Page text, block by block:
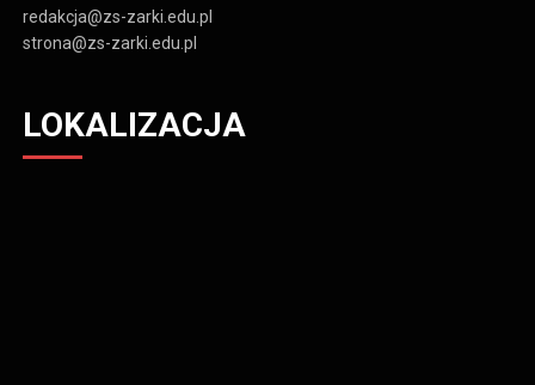
redakcja@zs-zarki.edu.pl
strona@zs-zarki.edu.pl
LOKALIZACJA